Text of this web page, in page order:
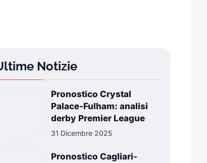
Notizie
Pronostico Crystal
Palace-Fulham: analisi
derby Premier League
31 Dicembre 2025
Pronostico Cagliari-